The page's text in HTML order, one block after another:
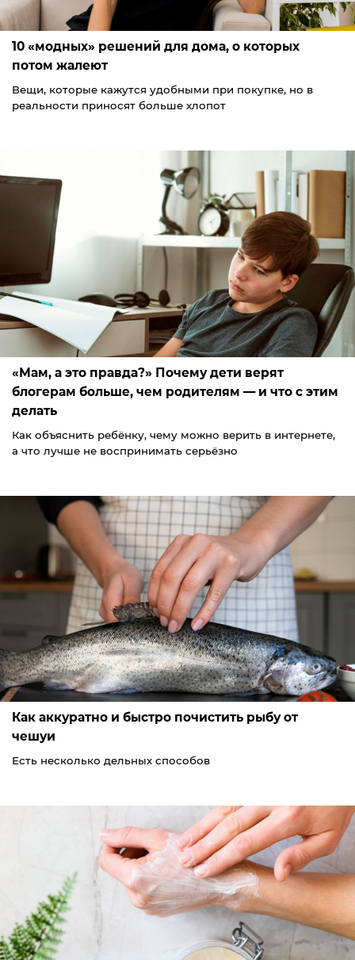
10 «модных» решений для дома, о которых
потом жалеют
Вещи, которые кажутся удобными при покупке, но в
реальности приносят больше хлопот
«Мам, а это правда?» Почему дети верят
блогерам больше, чем родителям — и что с этим
делать
Как объяснить ребёнку, чему можно верить в интернете,
а что лучше не воспринимать серьёзно
Как аккуратно и быстро почистить рыбу от
чешуи
Есть несколько дельных способов